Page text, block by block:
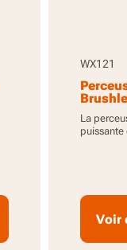
WX121
La
Voir